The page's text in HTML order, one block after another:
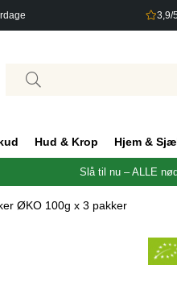
3,9/
Hud & Krop Hjem &
Slå til nu – ALLE
ØKO 100g x 3 pakker